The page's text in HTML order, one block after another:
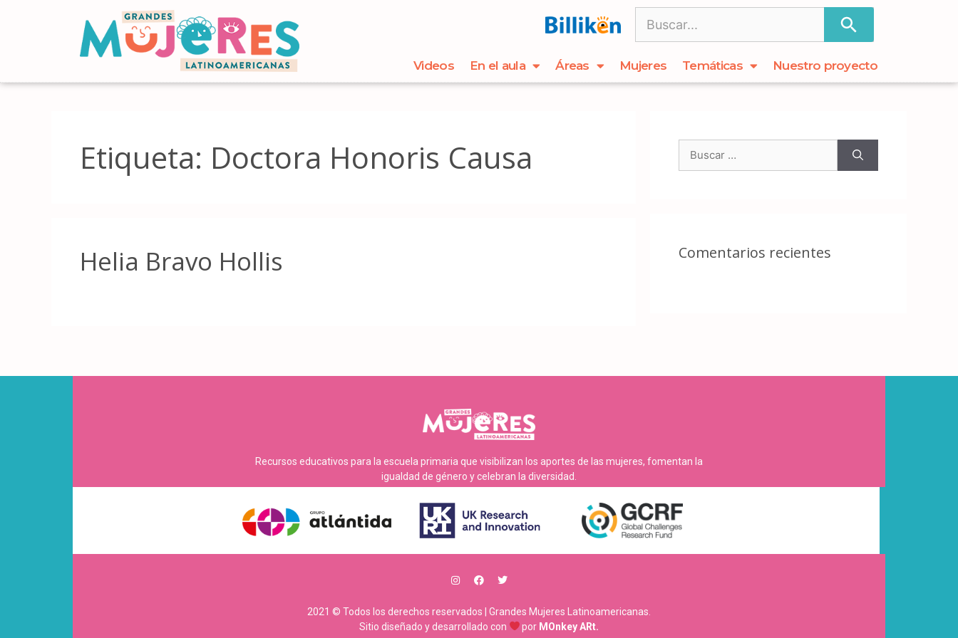
Videos En el aula Áreas Mujeres Temáticas Nuestro proyecto
Etiqueta: Doctora Honoris Causa
Helia Bravo Hollis Comentarios recientes
Recursos educativos para la escuela primaria que visibilizan los aportes de las mujeres, fomentan la
igualdad de género y celebran la diversidad.
2021 © Todos los derechos reservados | Grandes Mujeres Latinoamericanas.
Sitio diseñado y desarrollado con
por MOnkey ARt.